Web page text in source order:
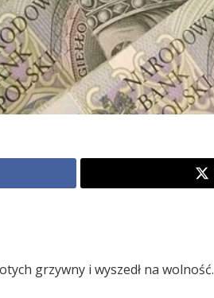
grzywny i wyszedł na wolność.